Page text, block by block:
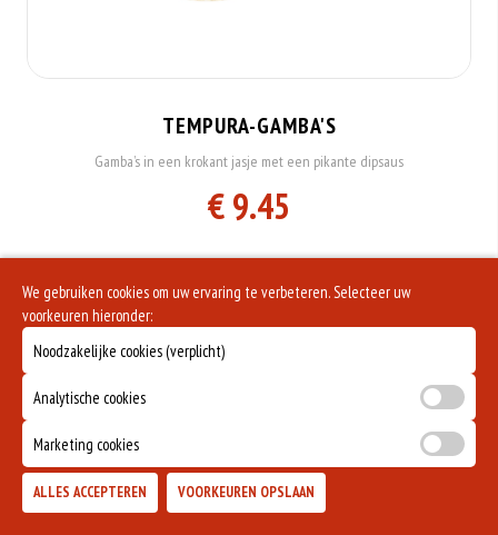
TEMPURA-GAMBA'S
Gamba’s in een krokant jasje met een pikante dipsaus
€ 9.45
Allergenen informatie
Geen aangegeven allergenen.
We gebruiken cookies om uw ervaring te verbeteren. Selecteer uw
voorkeuren hieronder:
Noodzakelijke cookies (verplicht)
Analytische cookies
Marketing cookies
ALLES ACCEPTEREN VOORKEUREN OPSLAAN